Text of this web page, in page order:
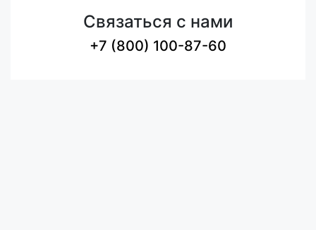
Связаться с нами
+7 (800) 100-87-60